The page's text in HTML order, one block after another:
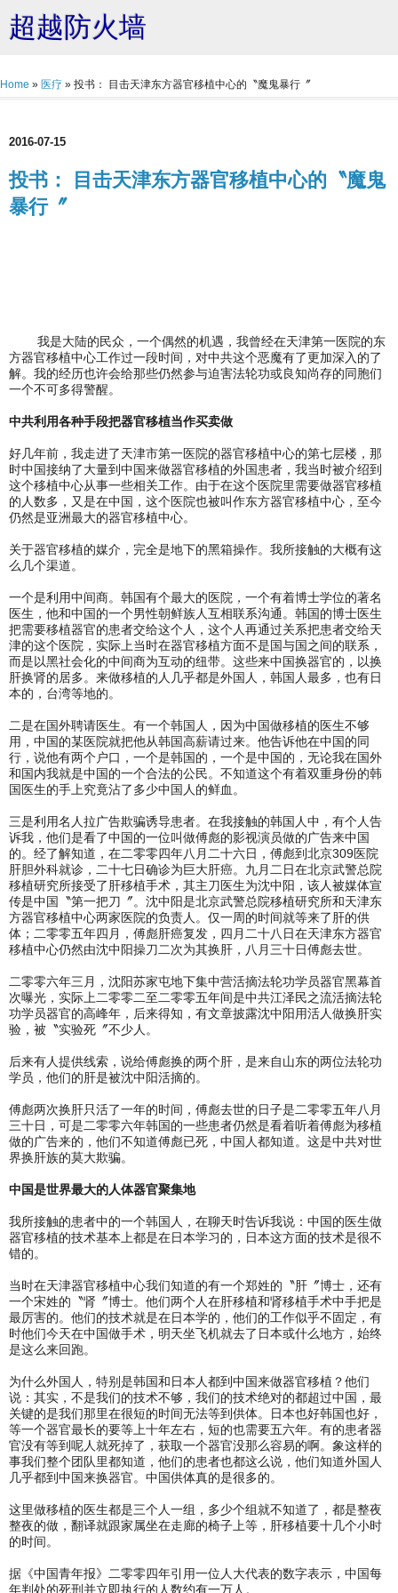
超越防火墙
Home » 医疗 » 投书： 目击天津东方器官移植中心的〝魔鬼暴行〞
2016-07-15
投书： 目击天津东方器官移植中心的〝魔鬼
暴行〞
我是大陆的民众，一个偶然的机遇，我曾经在天津第一医院的东
方器官移植中心工作过一段时间，对中共这个恶魔有了更加深入的了
解。我的经历也许会给那些仍然参与迫害法轮功或良知尚存的同胞们
一个不可多得警醒。
中共利用各种手段把器官移植当作买卖做
好几年前，我走进了天津市第一医院的器官移植中心的第七层楼，那
时中国接纳了大量到中国来做器官移植的外国患者，我当时被介绍到
这个移植中心从事一些相关工作。由于在这个医院里需要做器官移植
的人数多，又是在中国，这个医院也被叫作东方器官移植中心，至今
仍然是亚洲最大的器官移植中心。
关于器官移植的媒介，完全是地下的黑箱操作。我所接触的大概有这
么几个渠道。
一个是利用中间商。韩国有个最大的医院，一个有着博士学位的著名
医生，他和中国的一个男性朝鲜族人互相联系沟通。韩国的博士医生
把需要移植器官的患者交给这个人，这个人再通过关系把患者交给天
津的这个医院，实际上当时在器官移植方面不是国与国之间的联系，
而是以黑社会化的中间商为互动的纽带。这些来中国换器官的，以换
肝换肾的居多。来做移植的人几乎都是外国人，韩国人最多，也有日
本的，台湾等地的。
二是在国外聘请医生。有一个韩国人，因为中国做移植的医生不够
用，中国的某医院就把他从韩国高薪请过来。他告诉他在中国的同
行，说他有两个户口，一个是韩国的，一个是中国的，无论我在国外
和国内我就是中国的一个合法的公民。不知道这个有着双重身份的韩
国医生的手上究竟沾了多少中国人的鲜血。
三是利用名人拉广告欺骗诱导患者。在我接触的韩国人中，有个人告
诉我，他们是看了中国的一位叫做傅彪的影视演员做的广告来中国
的。经了解知道，在二零零四年八月二十六日，傅彪到北京309医院
肝胆外科就诊，二十七日确诊为巨大肝癌。九月二日在北京武警总院
移植研究所接受了肝移植手术，其主刀医生为沈中阳，该人被媒体宣
传是中国〝第一把刀〞。沈中阳是北京武警总院移植研究所和天津东
方器官移植中心两家医院的负责人。仅一周的时间就等来了肝的供
体；二零零五年四月，傅彪肝癌复发，四月二十八日在天津东方器官
移植中心仍然由沈中阳操刀二次为其换肝，八月三十日傅彪去世。
二零零六年三月，沈阳苏家屯地下集中营活摘法轮功学员器官黑幕首
次曝光，实际上二零零二至二零零五年间是中共江泽民之流活摘法轮
功学员器官的高峰年，后来得知，有文章披露沈中阳用活人做换肝实
验，被〝实验死〞不少人。
后来有人提供线索，说给傅彪换的两个肝，是来自山东的两位法轮功
学员，他们的肝是被沈中阳活摘的。
傅彪两次换肝只活了一年的时间，傅彪去世的日子是二零零五年八月
三十日，可是二零零六年韩国的一些患者仍然是看着听着傅彪为移植
做的广告来的，他们不知道傅彪已死，中国人都知道。这是中共对世
界换肝族的莫大欺骗。
中国是世界最大的人体器官聚集地
我所接触的患者中的一个韩国人，在聊天时告诉我说：中国的医生做
器官移植的技术基本上都是在日本学习的，日本这方面的技术是很不
错的。
当时在天津器官移植中心我们知道的有一个郑姓的〝肝〞博士，还有
一个宋姓的〝肾〞博士。他们两个人在肝移植和肾移植手术中手把是
最厉害的。他们的技术就是在日本学的，他们的工作似乎不固定，有
时他们今天在中国做手术，明天坐飞机就去了日本或什么地方，始终
是这么来回跑。
为什么外国人，特别是韩国和日本人都到中国来做器官移植？他们
说：其实，不是我们的技术不够，我们的技术绝对的都超过中国，最
关键的是我们那里在很短的时间无法等到供体。日本也好韩国也好，
等一个器官最长的要等上十年左右，短的也需要五六年。有的患者器
官没有等到呢人就死掉了，获取一个器官没那么容易的啊。象这样的
事我们整个团队里都知道，他们的患者也都这么说，他们知道外国人
几乎都到中国来换器官。中国供体真的是很多的。
这里做移植的医生都是三个人一组，多少个组就不知道了，都是整夜
整夜的做，翻译就跟家属坐在走廊的椅子上等，肝移植要十几个小时
的时间。
据《中国青年报》二零零四年引用一位人大代表的数字表示，中国每
年判处的死刑并立即执行的人数约有一万人。